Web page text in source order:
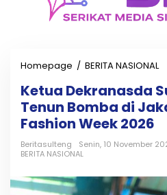
Homepage / BERITA NASIONALK
t
u
e
a
Ketua Dekranasda
Tenun Bomba di
Fashion Week 2026
Beritasulteng
Senin, 10 November
BERITA NASIONAL